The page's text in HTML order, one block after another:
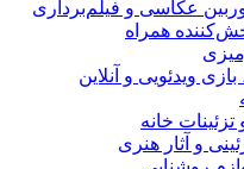
عکاسی و فیلم‌برداری
همراه
ویدئویی و آنلاین
خانه
و آثار هنری